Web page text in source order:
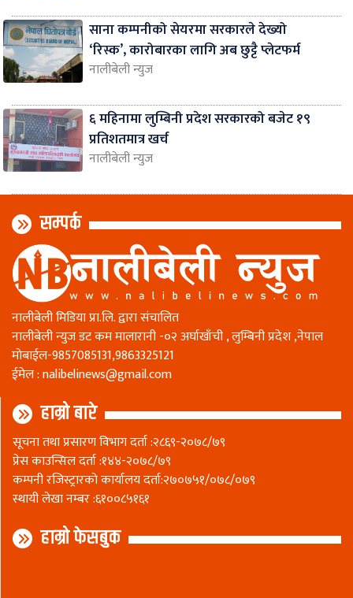
साना कम्पनीको सेयरमा सरकारले देख्यो
‘रिस्क’, कारोबारका लागि अब छुट्टै प्लेटफर्म
नालीबेली न्युज
६ महिनामा लुम्बिनी प्रदेश सरकारको बजेट १९
प्रतिशतमात्र खर्च
नालीबेली न्युज
सम्पर्क
नालीबेली मिडिया प्रा.लि. द्वारा संचालित
नालीबेली न्युज डट कम मालारानी -०२ अर्घाखाँची , लुम्बिनी प्रदेश ,नेपाल
माेबाईल-9857085131,9863325121
ईमेल :nalibelinews@gmail.com
हाम्रो बारे
सूचना तथा प्रसारण विभाग दर्ता :२८६९-२०७८/७९
प्रेस काउन्सिल दर्ता :१४४-२०७८/७९
कम्पनी रजिस्ट्रारकाे कार्यालय दर्ता:२७०७५१/०७८/०७९
स्थायी लेखा नम्बर :६१००८५१६१
हाम्रो फेसबुक